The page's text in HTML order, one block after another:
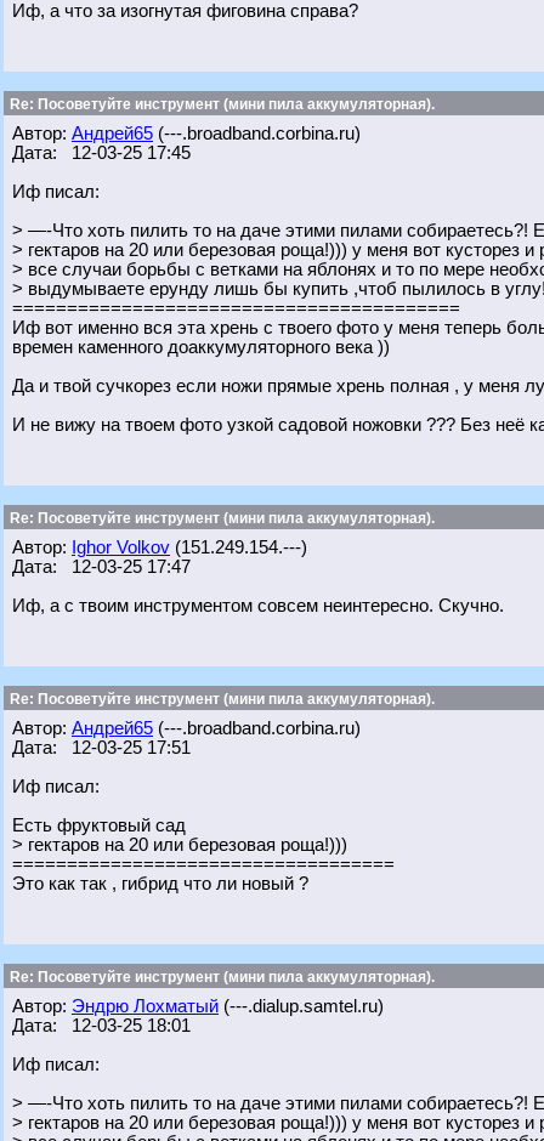
Иф, а что за изогнутая фиговина справа?
Re: Посоветуйте инструмент (мини пила аккумуляторная).
Автор: Андрей65 (---.broadband.corbina.ru)
Дата: 12-03-25 17:45
Иф писал:
> —-Что хоть пилить то на даче этими пилами собираетесь?!
> гектаров на 20 или березовая роща!))) у меня вот кусторез и
> все случаи борьбы с ветками на яблонях и то по мере
> выдумываете ерунду лишь бы купить ,чтоб пылилось в
=========================================
Иф вот именно вся эта хрень с твоего фото у меня теперь
времен каменного доаккумуляторного века ))
Да и твой сучкорез если ножи прямые хрень полная , у меня
И не вижу на твоем фото узкой садовой ножовки ??? Без неё
Re: Посоветуйте инструмент (мини пила аккумуляторная).
Автор: Ighor Volkov (151.249.154.---)
Дата: 12-03-25 17:47
Иф, а с твоим инструментом совсем неинтересно. Скучно.
Re: Посоветуйте инструмент (мини пила аккумуляторная).
Автор: Андрей65 (---.broadband.corbina.ru)
Дата: 12-03-25 17:51
Иф писал:
Есть фруктовый сад
> гектаров на 20 или березовая роща!)))
===================================
Это как так , гибрид что ли новый ?
Re: Посоветуйте инструмент (мини пила аккумуляторная).
Автор: Эндрю Лохматый (---.dialup.samtel.ru)
Дата: 12-03-25 18:01
Иф писал:
> —-Что хоть пилить то на даче этими пилами собираетесь?!
> гектаров на 20 или березовая роща!))) у меня вот кусторез и